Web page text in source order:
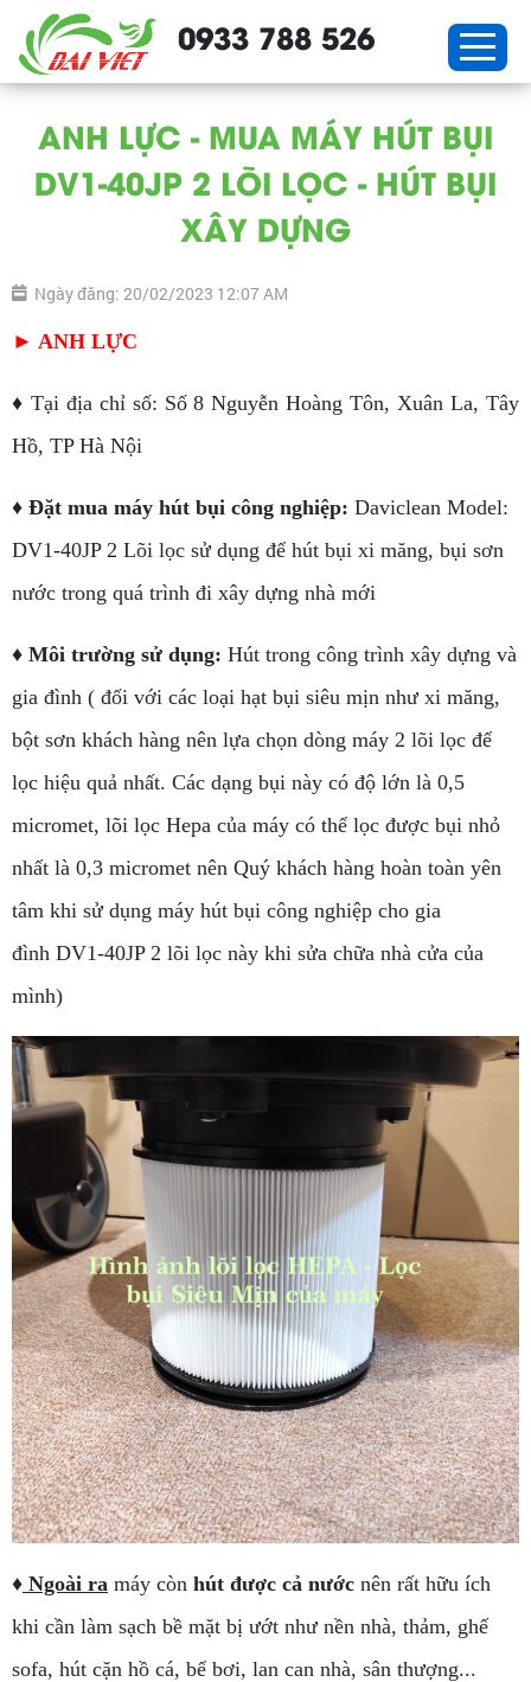
0933 788 526
ANH LỰC - MUA MÁY HÚT BỤI
DV1-40JP 2 LÕI LỌC - HÚT BỤI
XÂY DỰNG
Ngày đăng: 20/02/2023 12:07 AM
► ANH LỰC
♦ Tại địa chỉ số: Số 8 Nguyễn Hoàng Tôn, Xuân La, Tây
Hồ, TP Hà Nội
♦ Đặt mua máy hút bụi công nghiệp: Daviclean Model:
DV1-40JP 2 Lõi lọc sử dụng để hút bụi xi măng, bụi sơn
nước trong quá trình đi xây dựng nhà mới
♦ Môi trường sử dụng: Hút trong công trình xây dựng và
gia đình ( đối với các loại hạt bụi siêu mịn như xi măng,
bột sơn khách hàng nên lựa chọn dòng máy 2 lõi lọc để
lọc hiệu quả nhất. Các dạng bụi này có độ lớn là 0,5
micromet, lõi lọc Hepa của máy có thể lọc được bụi nhỏ
nhất là 0,3 micromet nên Quý khách hàng hoàn toàn yên
tâm khi sử dụng máy hút bụi công nghiệp cho gia
đình DV1-40JP 2 lõi lọc này khi sửa chữa nhà cửa của
mình)
♦ Ngoài ra máy còn hút được cả nước nên rất hữu ích
khi cần làm sạch bề mặt bị ướt như nền nhà, thảm, ghế
sofa, hút cặn hồ cá, bể bơi, lan can nhà, sân thượng...